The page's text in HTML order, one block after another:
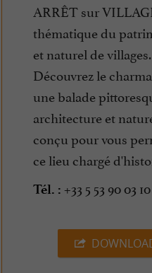
ARRÊT sur
thématique du
et naturel de villages.
Découvrez le
une balade
architecture et
conçu pour vous
ce lieu chargé
Tél. : +33 5 53 90 03 10